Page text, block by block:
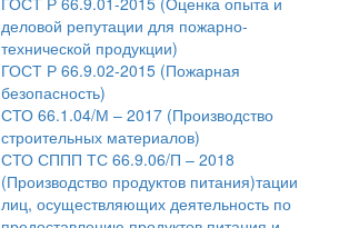
деловой репутации для пожарно-
технической продукции)
ГОСТ Р 66.9.02-2015 (Пожарная
безопасность)
СТО 66.1.04/М – 2017 (Производство
строительных материалов)
СТО СППП ТС 66.9.06/П – 2018
(Производство продуктов питания)тации
лиц, осуществляющих деятельность по